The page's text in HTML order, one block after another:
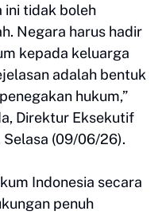
ini tidak boleh
Negara harus hadir
kepada keluarga
adalah bentuk
hukum,”
Direktur Eksekutif
Selasa (09/06/26).
Indonesia secara
penuh